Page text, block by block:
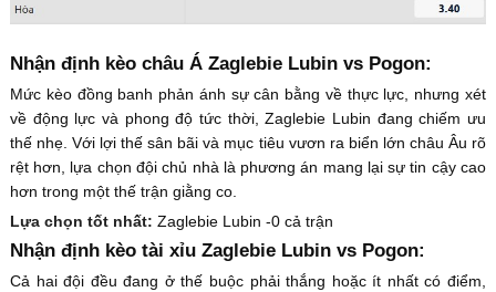
Nhận định kèo châu Á Zaglebie Lubin vs Pogon:
Mức kèo đồng banh phản ánh sự cân bằng về thực lực, nhưng xét
về động lực và phong độ tức thời, Zaglebie Lubin đang chiếm ưu
thế nhẹ. Với lợi thế sân bãi và mục tiêu vươn ra biển lớn châu Âu rõ
rệt hơn, lựa chọn đội chủ nhà là phương án mang lại sự tin cậy cao
hơn trong một thế trận giằng co.
Lựa chọn tốt nhất: Zaglebie Lubin -0 cả trận
Nhận định kèo tài xỉu Zaglebie Lubin vs Pogon:
Cả hai đội đều đang ở thế buộc phải thắng hoặc ít nhất có điểm,